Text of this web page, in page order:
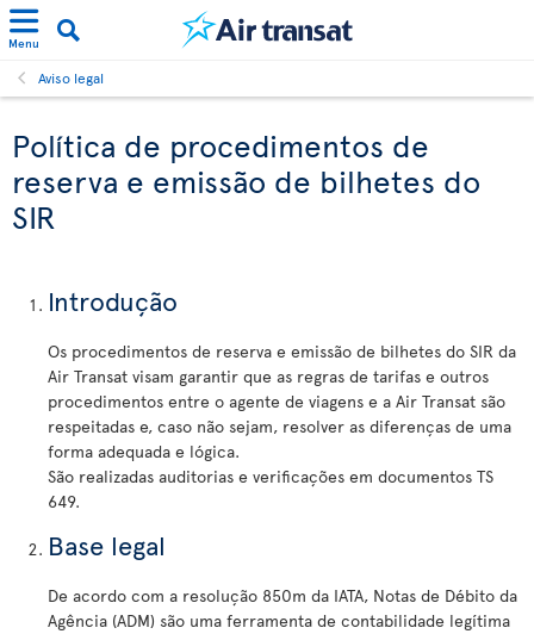
Menu
Aviso legal
Política de procedimentos de
reserva e emissão de bilhetes do
SIR
Introdução
Os procedimentos de reserva e emissão de bilhetes do SIR da
Air Transat visam garantir que as regras de tarifas e outros
procedimentos entre o agente de viagens e a Air Transat são
respeitadas e, caso não sejam, resolver as diferenças de uma
forma adequada e lógica.
São realizadas auditorias e verificações em documentos TS
649.
Base legal
De acordo com a resolução 850m da IATA, Notas de Débito da
Agência (ADM) são uma ferramenta de contabilidade legítima